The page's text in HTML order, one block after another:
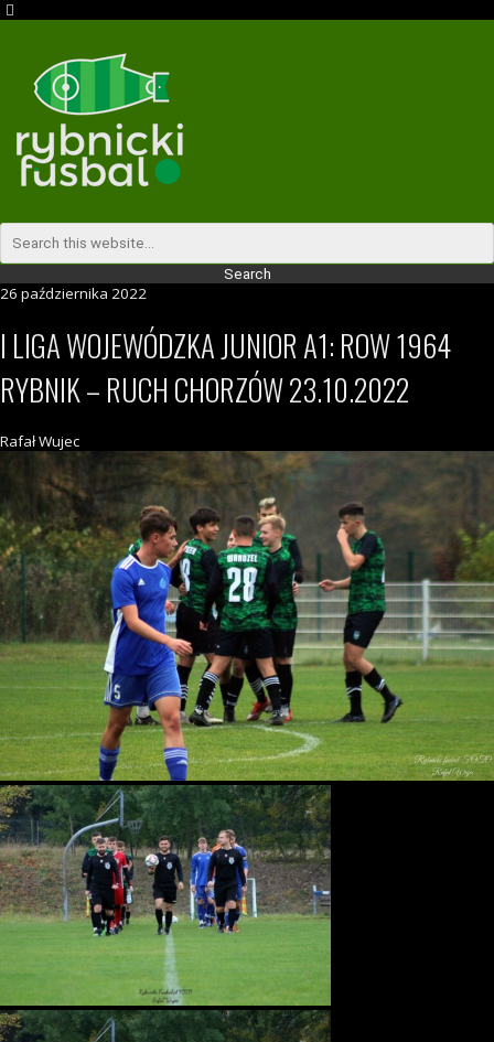
26 października 2022
I LIGA WOJEWÓDZKA JUNIOR A1: ROW 1964
RYBNIK – RUCH CHORZÓW 23.10.2022
Rafał Wujec